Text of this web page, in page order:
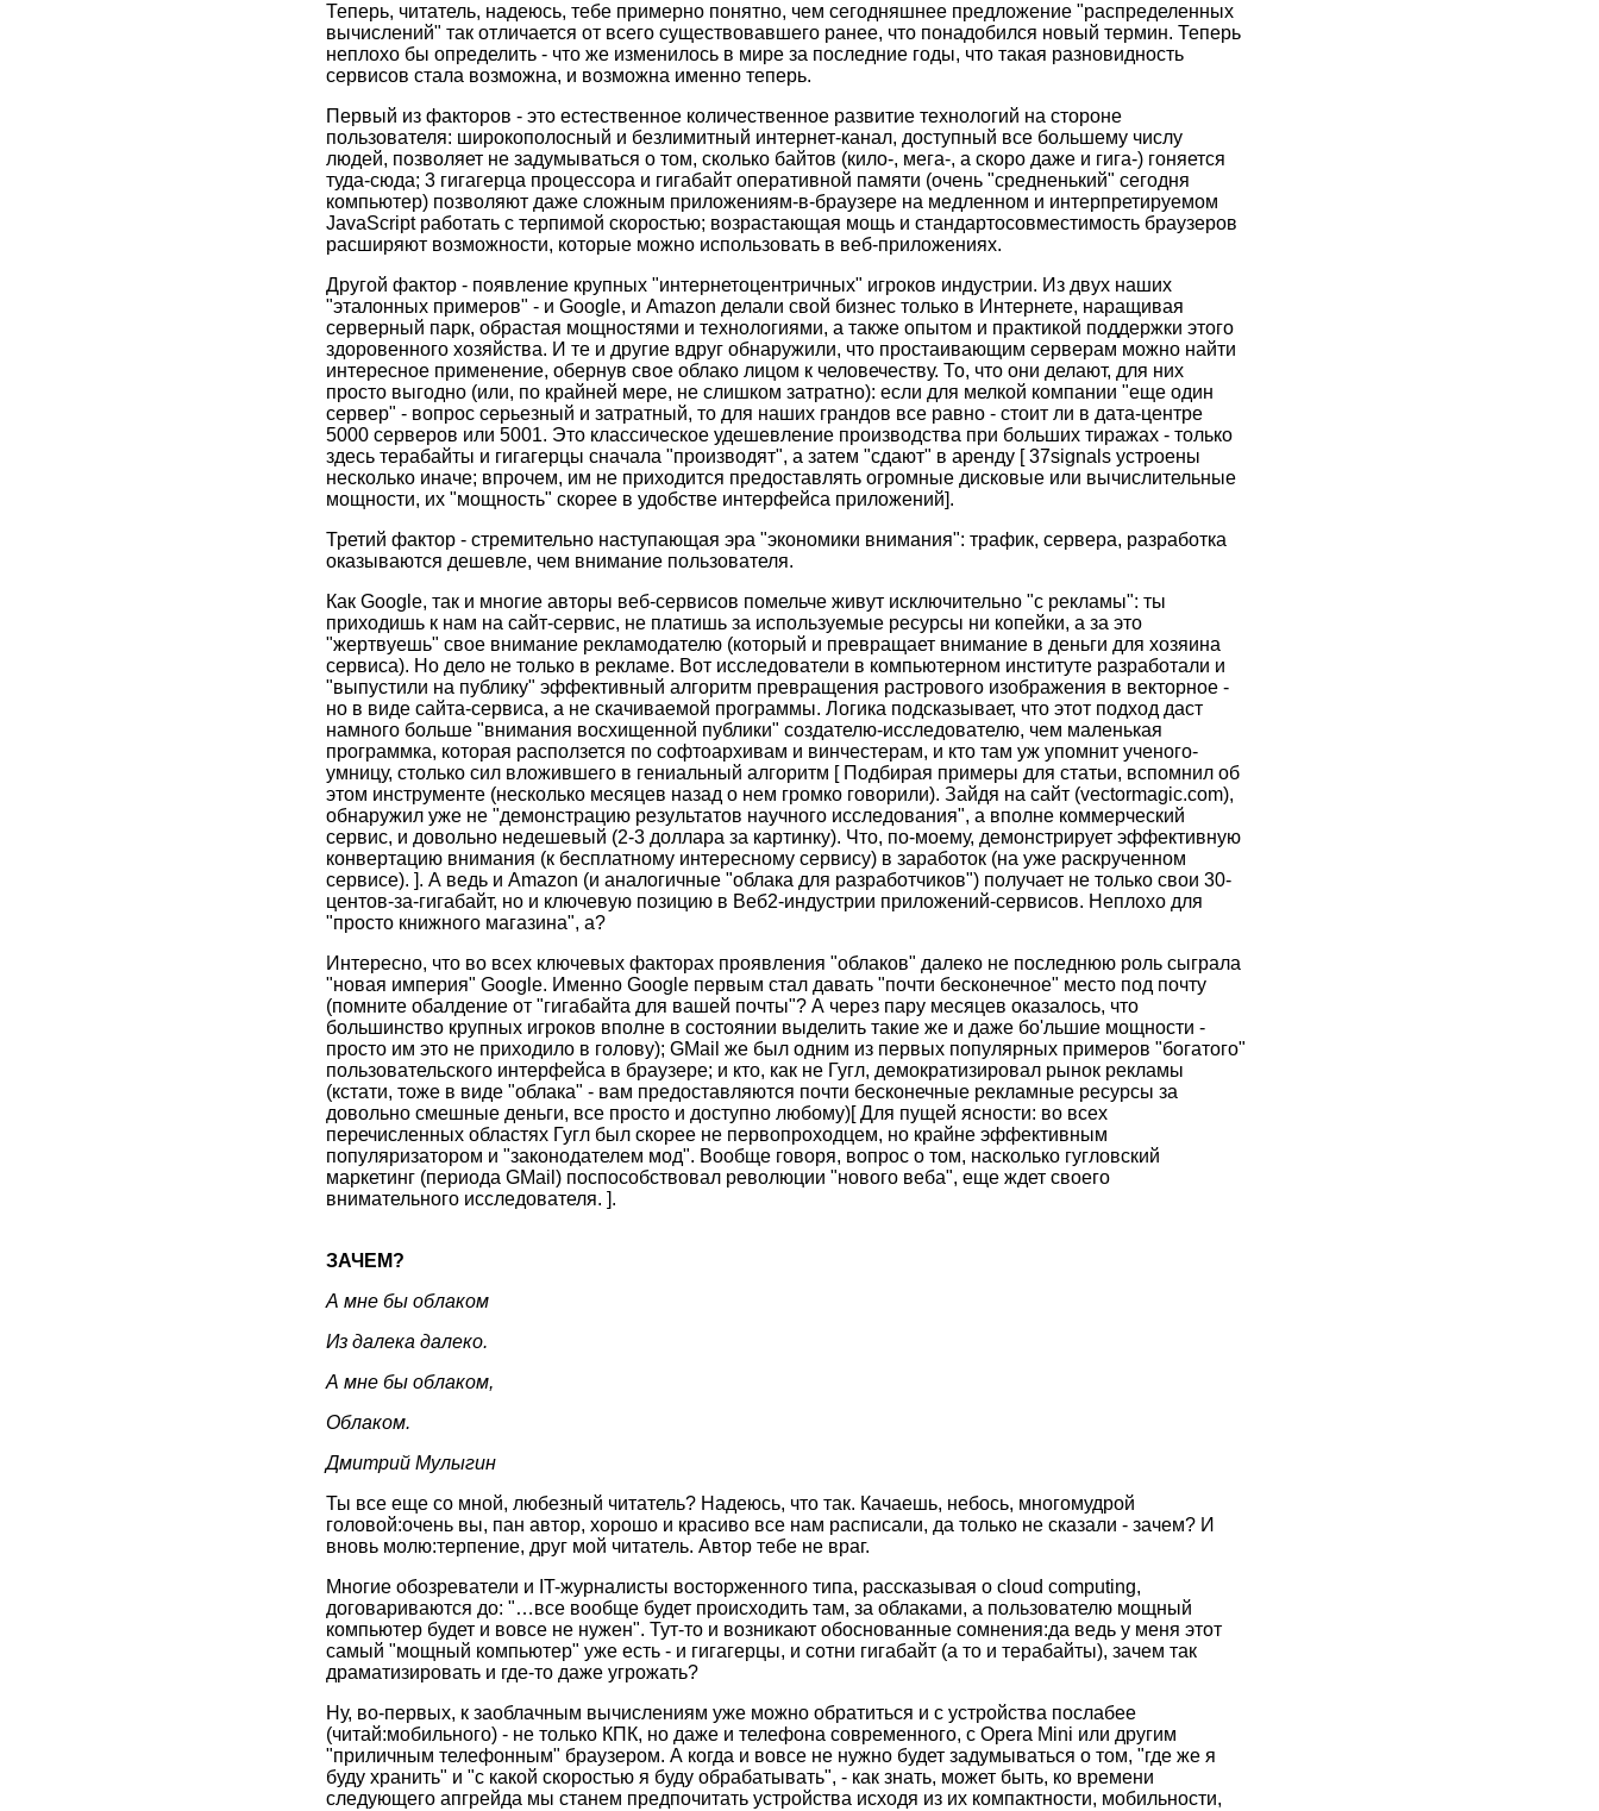
Теперь, читатель, надеюсь, тебе примерно понятно, чем сегодняшнее предложение "распределенных
вычислений" так отличается от всего существовавшего ранее, что понадобился новый термин. Теперь
неплохо бы определить - что же изменилось в мире за последние годы, что такая разновидность
сервисов стала возможна, и возможна именно теперь.
Первый из факторов - это естественное количественное развитие технологий на стороне
пользователя: широкополосный и безлимитный интернет-канал, доступный все большему числу
людей, позволяет не задумываться о том, сколько байтов (кило-, мега-, а скоро даже и гига-) гоняется
туда-сюда; 3 гигагерца процессора и гигабайт оперативной памяти (очень "средненький" сегодня
компьютер) позволяют даже сложным приложениям-в-браузере на медленном и интерпретируемом
JavaScript работать с терпимой скоростью; возрастающая мощь и стандартосовместимость браузеров
расширяют возможности, которые можно использовать в веб-приложениях.
Другой фактор - появление крупных "интернетоцентричных" игроков индустрии. Из двух наших
"эталонных примеров" - и Google, и Amazon делали свой бизнес только в Интернете, наращивая
серверный парк, обрастая мощностями и технологиями, а также опытом и практикой поддержки этого
здоровенного хозяйства. И те и другие вдруг обнаружили, что простаивающим серверам можно найти
интересное применение, обернув свое облако лицом к человечеству. То, что они делают, для них
просто выгодно (или, по крайней мере, не слишком затратно): если для мелкой компании "еще один
сервер" - вопрос серьезный и затратный, то для наших грандов все равно - стоит ли в дата-центре
5000 серверов или 5001. Это классическое удешевление производства при больших тиражах - только
здесь терабайты и гигагерцы сначала "производят", а затем "сдают" в аренду [ 37signals устроены
несколько иначе; впрочем, им не приходится предоставлять огромные дисковые или вычислительные
мощности, их "мощность" скорее в удобстве интерфейса приложений].
Третий фактор - стремительно наступающая эра "экономики внимания": трафик, сервера, разработка
оказываются дешевле, чем внимание пользователя.
Как Google, так и многие авторы веб-сервисов помельче живут исключительно "с рекламы": ты
приходишь к нам на сайт-сервис, не платишь за используемые ресурсы ни копейки, а за это
"жертвуешь" свое внимание рекламодателю (который и превращает внимание в деньги для хозяина
сервиса). Но дело не только в рекламе. Вот исследователи в компьютерном институте разработали и
"выпустили на публику" эффективный алгоритм превращения растрового изображения в векторное -
но в виде сайта-сервиса, а не скачиваемой программы. Логика подсказывает, что этот подход даст
намного больше "внимания восхищенной публики" создателю-исследователю, чем маленькая
программка, которая расползется по софтоархивам и винчестерам, и кто там уж упомнит ученого-
умницу, столько сил вложившего в гениальный алгоритм [ Подбирая примеры для статьи, вспомнил об
этом инструменте (несколько месяцев назад о нем громко говорили). Зайдя на сайт (vectormagic.com),
обнаружил уже не "демонстрацию результатов научного исследования", а вполне коммерческий
сервис, и довольно недешевый (2-3 доллара за картинку). Что, по-моему, демонстрирует эффективную
конвертацию внимания (к бесплатному интересному сервису) в заработок (на уже раскрученном
сервисе). ]. А ведь и Amazon (и аналогичные "облака для разработчиков") получает не только свои 30-
центов-за-гигабайт, но и ключевую позицию в Веб2-индустрии приложений-сервисов. Неплохо для
"просто книжного магазина", а?
Интересно, что во всех ключевых факторах проявления "облаков" далеко не последнюю роль сыграла
"новая империя" Google. Именно Google первым стал давать "почти бесконечное" место под почту
(помните обалдение от "гигабайта для вашей почты"? А через пару месяцев оказалось, что
большинство крупных игроков вполне в состоянии выделить такие же и даже бо'льшие мощности -
просто им это не приходило в голову); GMail же был одним из первых популярных примеров "богатого"
пользовательского интерфейса в браузере; и кто, как не Гугл, демократизировал рынок рекламы
(кстати, тоже в виде "облака" - вам предоставляются почти бесконечные рекламные ресурсы за
довольно смешные деньги, все просто и доступно любому)[ Для пущей ясности: во всех
перечисленных областях Гугл был скорее не первопроходцем, но крайне эффективным
популяризатором и "законодателем мод". Вообще говоря, вопрос о том, насколько гугловский
маркетинг (периода GMail) поспособствовал революции "нового веба", еще ждет своего
внимательного исследователя. ].
ЗАЧЕМ?
А мне бы облаком
Из далека далеко.
А мне бы облаком,
Облаком.
Дмитрий Мулыгин
Ты все еще со мной, любезный читатель? Надеюсь, что так. Качаешь, небось, многомудрой
головой:очень вы, пан автор, хорошо и красиво все нам расписали, да только не сказали - зачем? И
вновь молю:терпение, друг мой читатель. Автор тебе не враг.
Многие обозреватели и IT-журналисты восторженного типа, рассказывая о cloud computing,
договариваются до: "…все вообще будет происходить там, за облаками, а пользователю мощный
компьютер будет и вовсе не нужен". Тут-то и возникают обоснованные сомнения:да ведь у меня этот
самый "мощный компьютер" уже есть - и гигагерцы, и сотни гигабайт (а то и терабайты), зачем так
драматизировать и где-то даже угрожать?
Ну, во-первых, к заоблачным вычислениям уже можно обратиться и с устройства послабее
(читай:мобильного) - не только КПК, но даже и телефона современного, с Opera Mini или другим
"приличным телефонным" браузером. А когда и вовсе не нужно будет задумываться о том, "где же я
буду хранить" и "с какой скоростью я буду обрабатывать", - как знать, может быть, ко времени
следующего апгрейда мы станем предпочитать устройства исходя из их компактности, мобильности,